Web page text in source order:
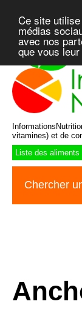
Ce site
médias
avec nos
que vous
vitamines) et de
Liste des aliments
Chercher